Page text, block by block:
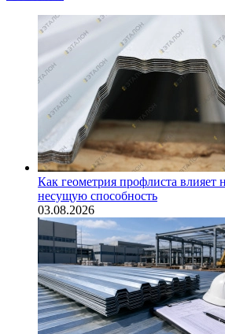
Как геометрия профлиста влияет
несущую способность
03.08.2026